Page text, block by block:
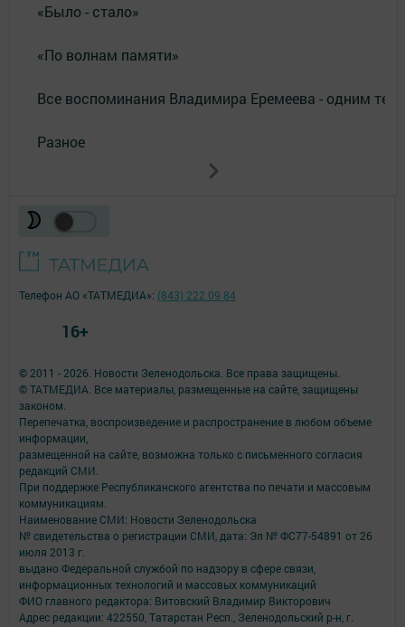
«Было - стало»
«По волнам памяти»
Все воспоминания Владимира Еремеева - одним
Разное
© 2011 - 2026. Новости Зеленодольска. Все права защищены.
© ТАТМЕДИА. Все материалы, размещенные на сайте, защищены
законом.
Перепечатка, воспроизведение и распространение в любом объеме
информации,
размещенной на сайте, возможна только с письменного согласия
редакций СМИ.
При поддержке Республиканского агентства по печати и массовым
коммуникациям.
Наименование СМИ: Новости Зеленодольска
№ свидетельства о регистрации СМИ, дата: Эл № ФС77-54891 от 26
июля 2013 г.
выдано Федеральной службой по надзору в сфере связи,
информационных технологий и массовых коммуникаций
ФИО главного редактора: Витовский Владимир Викторович
Адрес редакции: 422550, Татарстан Респ., Зеленодольский р-н, г.
Телефон АО «ТАТМЕДИА»: (843) 222 09 84
16+